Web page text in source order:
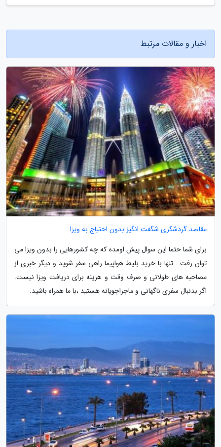
اخبار و مقالات مرتبط
مقاصد گردشگری شگفت انگیز بدون احتیاج به ویزا
برای شما حتما این سوال پیش اومده که چه کشورهایی را بدون ویزا می
توان رفت . تنها با خرید بلیط هواپیما راهی سفر شوید و دیگر خبری از
مصاحبه های طولانی و صرف وقت و هزینه برای دریافت ویزا نیست.
اگر بدنبال سفری ناگهانی و ماجراجویانه هستید ،با ما همراه باشید.